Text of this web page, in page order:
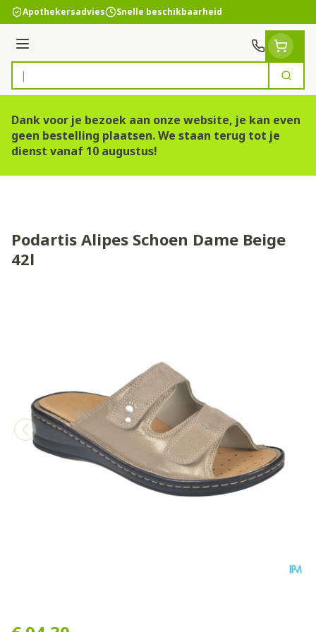
Ga naar de inhoud
Apothekersadvies Snelle beschikbaarheid
Menu
Product, merk, categorie...
Zoek
Dank voor je bezoek aan onze website, je kan even
geen bestelling plaatsen. We staan terug tot je
dienst vanaf 10 augustus!
Podartis Alipes Schoen Dame Beige
42l